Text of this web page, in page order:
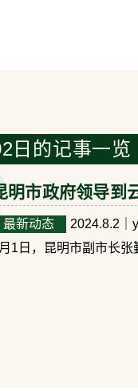
日的记事一览
明市政府领导到
最新动态 2024.8.2
1日，昆明市副市长张